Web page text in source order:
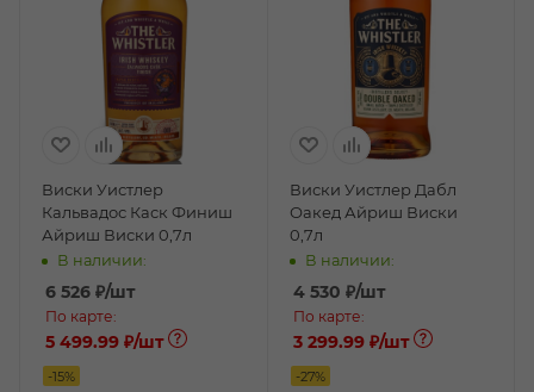
Виски Уистлер
Кальвадос Каск Финиш
Айриш Виски 0,7л
В наличии:
6 526 ₽/шт
По карте:
5 499.99 ₽/шт
-15%
Виски Уистлер Дабл
Оакед Айриш Виски
0,7л
В наличии:
4 530 ₽/шт
По карте:
3 299.99 ₽/шт
-27%